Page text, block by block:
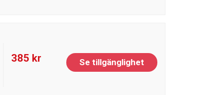
385 kr Se tillgänglighet